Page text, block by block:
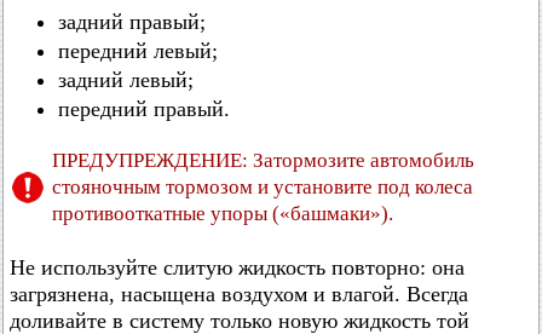
задний правый;
передний левый;
задний левый;
передний правый.
ПРЕДУПРЕЖДЕНИЕ: Затормозите автомобиль
стояночным тормозом и установите под колеса
противооткатные упоры («башмаки»).
Не используйте слитую жидкость повторно: она
загрязнена, насыщена воздухом и влагой. Всегда
доливайте в систему только новую жидкость той